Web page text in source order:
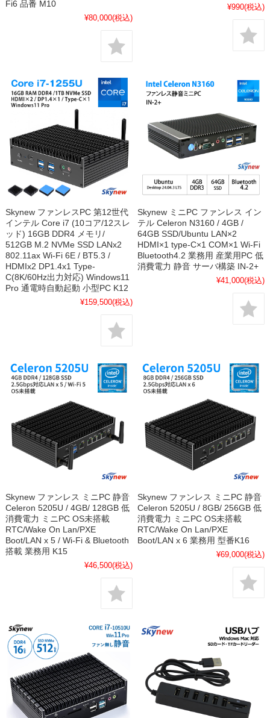
Fi6 品番 M10
¥80,000(税込)
¥990(税込)
Skynew ファンレスPC 第12世代
インテル Core i7 (10コア/12スレ
ッド) 16GB DDR4 メモリ/
512GB M.2 NVMe SSD LANx2
802.11ax Wi-Fi 6E / BT5.3 /
HDMIx2 DP1.4x1 Type-
C(8K/60Hz出力対応) Windows11
Pro 通電時自動起動 小型PC K12
¥159,500(税込)
Skynew ミニPC ファンレス イン
テル Celeron N3160 / 4GB /
64GB SSD/Ubuntu LAN×2
HDMI×1 type-C×1 COM×1 Wi-Fi
Bluetooth4.2 業務用 産業用PC 低
消費電力 静音 サーバ構築 IN-2+
¥41,000(税込)
Skynew ファンレス ミニPC 静音
Celeron 5205U / 4GB/ 128GB 低
消費電力 ミニPC OS未搭載
RTC/Wake On Lan/PXE
Boot/LAN x 5 / Wi-Fi & Bluetooth
搭載 業務用 K15
¥46,500(税込)
Skynew ファンレス ミニPC 静音
Celeron 5205U / 8GB/ 256GB 低
消費電力 ミニPC OS未搭載
RTC/Wake On Lan/PXE
Boot/LAN x 6 業務用 型番K16
¥69,000(税込)